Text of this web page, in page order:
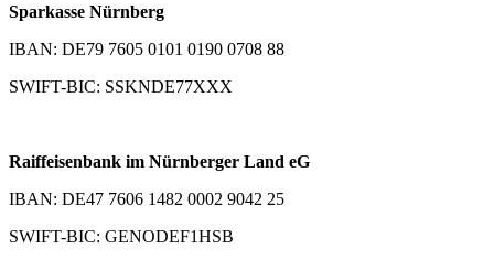
Sparkasse Nürnberg
IBAN: DE79 7605 0101 0190 0708 88
SWIFT-BIC: SSKNDE77XXX
Raiffeisenbank im Nürnberger Land eG
IBAN: DE47 7606 1482 0002 9042 25
SWIFT-BIC: GENODEF1HSB